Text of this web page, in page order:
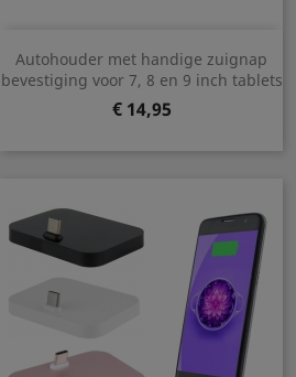
Autohouder met handige zuignap
bevestiging voor 7, 8 en 9 inch tablets
Prijs
€ 14,95